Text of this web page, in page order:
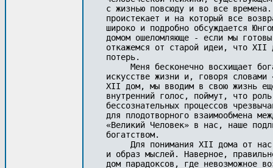
с жизнью повсюду и во все
проистекает и на который все
широко и подробно обсуждается
домом ошеломляюще - если мы
откажемся от старой идеи, что XII
потерь.
Меня бесконечно восхищает
искусстве жизни и, говоря
XII дом, мы вводим в свою жизнь
внутренний голос, поймут, что
бессознательных процессов
для плодотворного взаимообмена
«Великий Человек» в нас, наше
богатством.
Для понимания XII дома от
и образ мыслей. Наверное,
дом парадоксов, где невозможное